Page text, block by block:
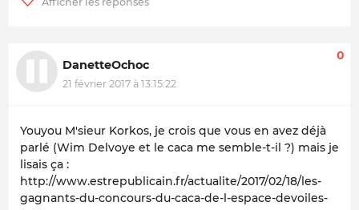
DanetteOchoc
21 février 2017 à 13:15:22
0
Youyou M'sieur Korkos, je crois que vous en avez déjà
parlé (Wim Delvoye et le caca me semble-t-il ?) mais je
lisais ça :
http://www.estrepublicain.fr/actualite/2017/02/18/les-
gagnants-du-concours-du-caca-de-l-espace-devoiles-